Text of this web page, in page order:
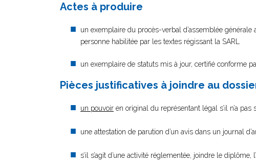
Actes à produire
un exemplaire du procès-verbal d’assemblée
personne habilitée par les textes régissant la SARL
un exemplaire de statuts mis à jour, certifié conforme
Pièces justificatives à joindre au
un pouvoir en original du représentant légal s’il n’a
une attestation de parution d’un avis dans un journal
s’il s’agit d’une activité réglementée, joindre le